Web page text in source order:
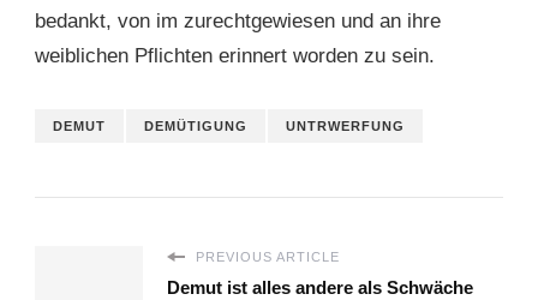
bedankt, von im zurechtgewiesen und an ihre
weiblichen Pflichten erinnert worden zu sein.
DEMUT DEMÜTIGUNG UNTRWERFUNG
PREVIOUS ARTICLE
Demut ist alles andere als Schwäche